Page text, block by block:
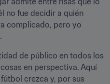
no fue decidir a quién
complicado, pero yo
de público en todos los
en perspectiva. Aquí
crezca y, por sus